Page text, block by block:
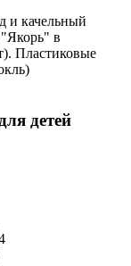
и качельный
в
Пластиковые
детей